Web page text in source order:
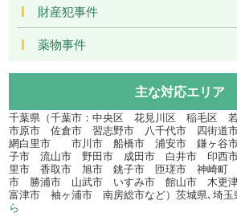
財産犯事件
薬物事件
主な対応エリア
千葉県（千葉市：中央区 花見川区 稲毛区
市原市 佐倉市 習志野市 八千代市 四街
網白里市 市川市 船橋市 浦安市 鎌ヶ谷
子市 流山市 野田市 成田市 白井市 印西
里市 香取市 旭市 銚子市 匝瑳市 神崎町
市 勝浦市 山武市 いすみ市 館山市 木更
富津市 袖ヶ浦市 南房総市など）茨城県､埼
ら